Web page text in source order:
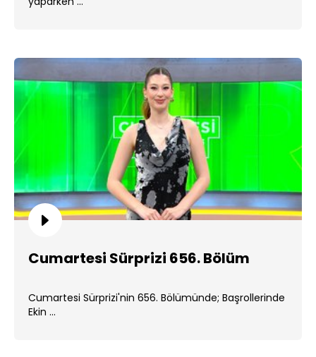
Cumartesi Sürprizi 656. Bölüm
Cumartesi Sürprizi'nin 656. Bölümünde; Başrollerinde
Ekin ...